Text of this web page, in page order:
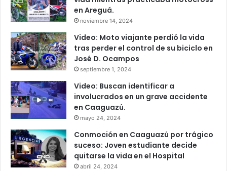
en Areguá.
noviembre 14, 2024
Video: Moto viajante perdió la vida
tras perder el control de su biciclo en
José D. Ocampos
septiembre 1, 2024
Video: Buscan identificar a
involucrados en un grave accidente
en Caaguazú.
mayo 24, 2024
Conmoción en Caaguazú por trágico
suceso: Joven estudiante decide
quitarse la vida en el Hospital
abril 24, 2024